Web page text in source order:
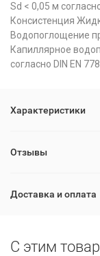
Sd < 0,05 м
Консистенция
Водопоглощение
Капиллярное
согласно DIN EN
Характеристики
Отзывы
Доставка и оплата
C этим